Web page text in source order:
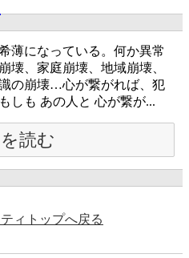
薄になっている。何か異常
壊、家庭崩壊、地域崩壊、
の崩壊…心が繋がれば、犯
しも あの人と 心が繋が...
読む
ィトップへ戻る